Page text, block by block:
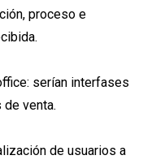
proceso e
serían interfases
venta.
de usuarios a